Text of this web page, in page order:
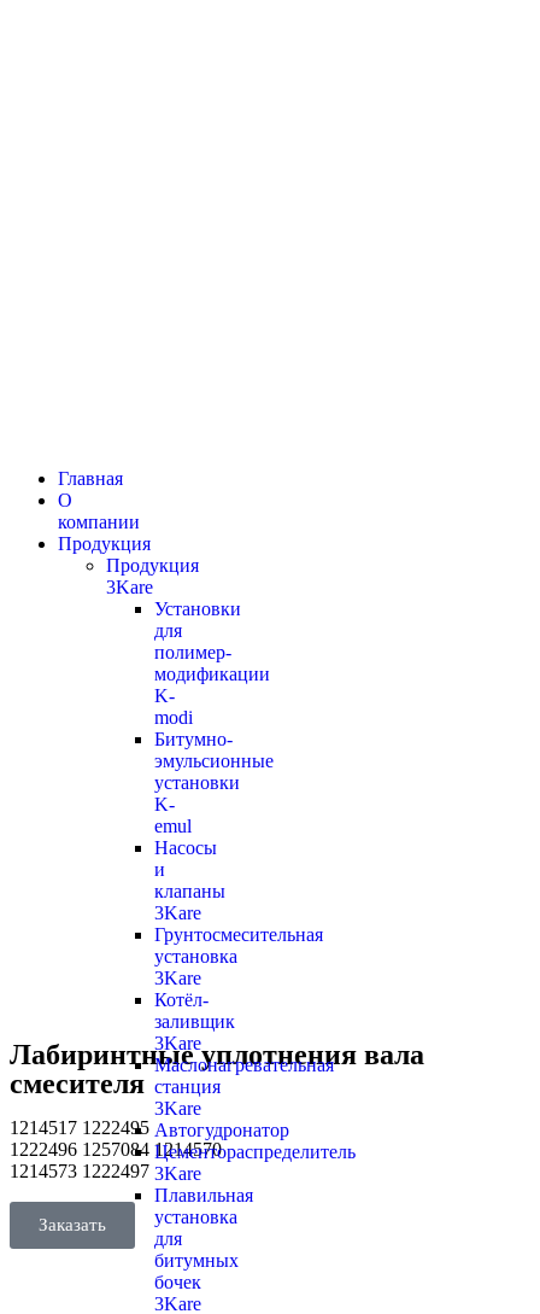
Главная
О
компании
Продукция
Продукция
3Kare
Установки
для
полимер-
модификации
K-
modi
Битумно-
эмульсионные
установки
K-
emul
Насосы
и
клапаны
3Kare
Грунтосмесительная
установка
3Kare
Котёл-
заливщик
3Kare
Маслонагревательная
станция
3Kare
Автогудронатор
Цементораспределитель
3Kare
Плавильная
установка
для
битумных
бочек
3Kare
Лабиринтные уплотнения вала
смесителя
1214517 1222495
1222496 1257084 1214570
1214573 1222497
Заказать